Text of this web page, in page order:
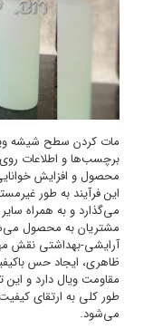
مات کردن سطح شیشه
برچسب‌ها و اطلاعات روی
محصول و افزایش
این فرآیند به طور
می‌گذارد و به همراه
مشتریان به محصول
آرایشی-بهداشتی نقش
ظاهری، ایجاد حس
مقاومت ویال دارد و این
طور کلی به ارتقای
می‌شود.